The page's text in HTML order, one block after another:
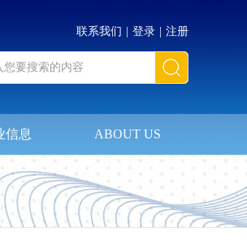
联系我们 登录 注册
信息 ABOUT US